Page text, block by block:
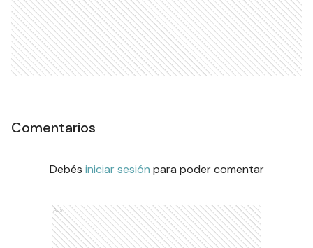
Comentarios
Debés iniciar sesión para poder comentar
Ads